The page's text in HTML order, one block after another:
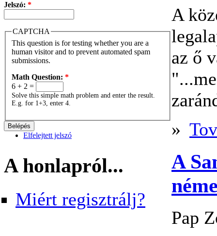
Jelszó: *
CAPTCHA
This question is for testing whether you are a
human visitor and to prevent automated spam
submissions.
Math Question: *
6 + 2 =
Solve this simple math problem and enter the result.
E.g. for 1+3, enter 4.
Elfelejtett jelszó
A honlapról...
Miért regisztrálj?
A
az ő
»
A
Pap